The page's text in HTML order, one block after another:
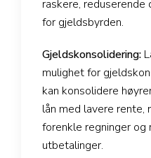
raskere,
for gjeldsbyrden.
Gjeldskonsolidering:
mulighet for
kan konsolidere
lån med lavere rente,
forenkle regninger og
utbetalinger.